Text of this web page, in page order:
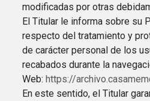
modificadas por otras
El Titular le informa sobre su
respecto del tratamiento y
de carácter personal de los
recabados durante la
Web:https://
En este sentido, el Titular